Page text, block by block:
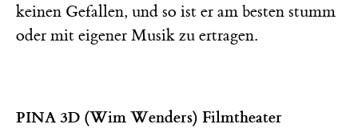
keinen Gefallen, und so ist er am besten stumm
oder mit eigener Musik zu ertragen.
PINA 3D (Wim Wenders) Filmtheater